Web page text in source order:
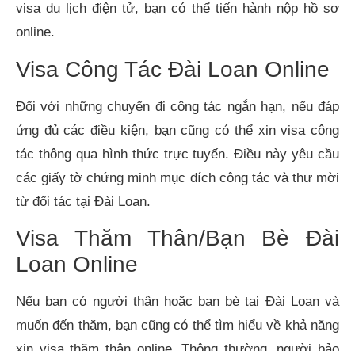
visa du lịch điện tử, bạn có thể tiến hành nộp hồ sơ
online.
Visa Công Tác Đài Loan Online
Đối với những chuyến đi công tác ngắn hạn, nếu đáp
ứng đủ các điều kiện, bạn cũng có thể xin visa công
tác thông qua hình thức trực tuyến. Điều này yêu cầu
các giấy tờ chứng minh mục đích công tác và thư mời
từ đối tác tại Đài Loan.
Visa Thăm Thân/Bạn Bè Đài
Loan Online
Nếu bạn có người thân hoặc bạn bè tại Đài Loan và
muốn đến thăm, bạn cũng có thể tìm hiểu về khả năng